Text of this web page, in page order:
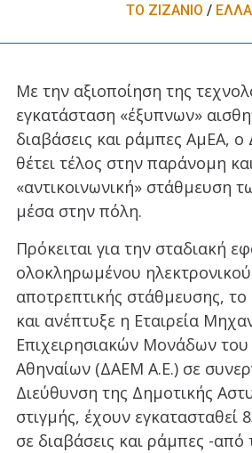
ΤΟ ΖΙΖΑΝΙΟ /
Με την αξιοποίηση της
εγκατάσταση «έξυπνων»
διαβάσεις και ράμπες ΑμΕΑ,
θέτει τέλος στην παράνομη
«αντικοινωνική» στάθμευση
μέσα στην πόλη.
Πρόκειται για την σταδιακή
ολοκληρωμένου
αποτρεπτικής στάθμευσης, το
και ανέπτυξε η Εταιρεία
Επιχειρησιακών Μονάδων
Αθηναίων (ΔΑΕΜ Α.Ε.) σε
Διεύθυνση της Δημοτικής
στιγμής, έχουν εγκατασταθεί
σε διαβάσεις και ράμπες -